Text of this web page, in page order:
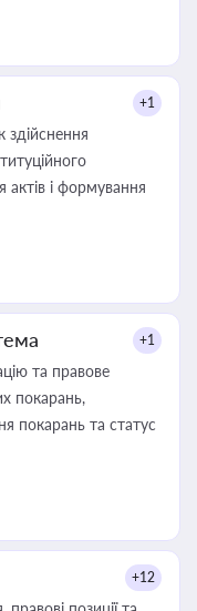
+1
актів і формування
+1
та правове
покарань,
покарань та статус
+12